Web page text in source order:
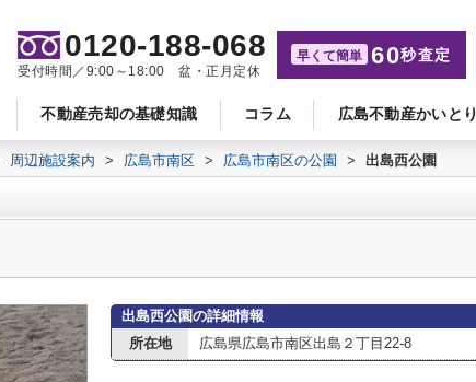
不動産売却の基礎知識 コラム 広島不動産かいとり
0120-188-068
受付時間／9:00～18:00 盆・正月定休
早くて簡単 60秒査定
周辺施設案内 > 広島市南区 > 広島市南区の公園 > 出島西公園
出島西公園の詳細情報
所在地
広島県広島市南区出島２丁目22-8